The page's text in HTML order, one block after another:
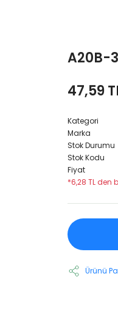
A20B-
47,59
Kategori
Marka
Stok Durumu
Stok Kodu
Fiyat
*6,28 TL den
Ürünü